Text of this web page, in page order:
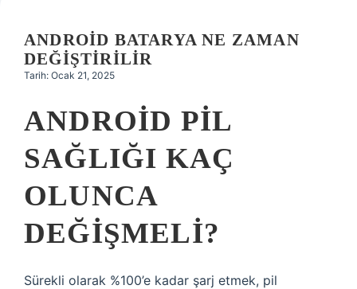
Hakkımızda
ANDROID BATARYA NE ZAMAN
DEĞIŞTIRILIR
Tarih: Ocak 21, 2025
ANDROID PIL
SAĞLIĞI KAÇ
OLUNCA
DEĞIŞMELI?
Sürekli olarak %100’e kadar şarj etmek, pil